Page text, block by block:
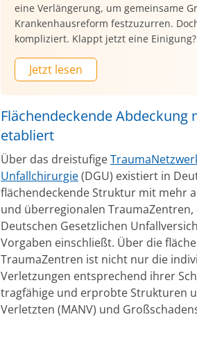
eine Verlängerung, um gemeinsame
Krankenhausreform festzuzurren.
kompliziert. Klappt jetzt eine Einigung?
Jetzt lesen
Flächendeckende
etabliert
Über das dreistufige
Unfallchirurgie(DGU) existiert in
flächendeckende Struktur mit mehr
und überregionalen
Deutschen Gesetzlichen
Vorgaben einschließt. Über die
TraumaZentren ist nicht nur die
Verletzungen entsprechend ihrer
tragfähige und erprobte Strukturen
Verletzten (MANV) und